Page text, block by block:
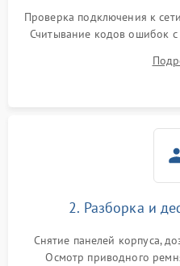
Проверка подключения к
Считывание кодов ошибок с
выявления посторонних
электронного
2. Разборка и
Снятие панелей корпуса,
Осмотр приводного